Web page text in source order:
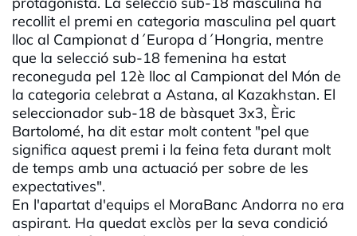
recollit el premi en categoria masculina pel quart
lloc al Campionat d´Europa d´Hongria, mentre
que la selecció sub-18 femenina ha estat
reconeguda pel 12è lloc al Campionat del Món de
la categoria celebrat a Astana, al Kazakhstan. El
seleccionador sub-18 de bàsquet 3x3, Èric
Bartolomé, ha dit estar molt content "pel que
significa aquest premi i la feina feta durant molt
de temps amb una actuació per sobre de les
expectatives".
En l'apartat d'equips el MoraBanc Andorra no era
aspirant. Ha quedat exclòs per la seva condició